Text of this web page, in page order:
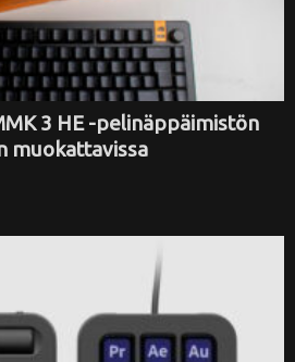
3 HE -pelinäppäimistön
muokattavissa